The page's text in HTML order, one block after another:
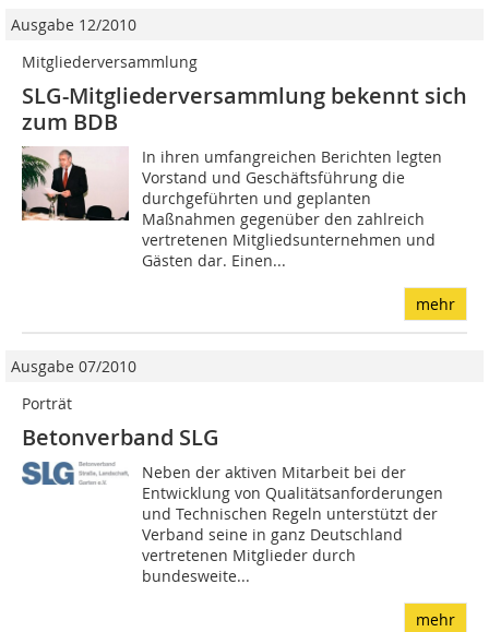
Ausgabe 12/2010
Mitgliederversammlung
SLG-Mitgliederversammlung bekennt sich
zum BDB
In ihren umfangreichen Berichten legten
Vorstand und Geschäftsführung die
durchgeführten und geplanten
Maßnahmen gegenüber den zahlreich
vertretenen Mitgliedsunternehmen und
Gästen dar. Einen...
mehr
Ausgabe 07/2010
Porträt
Betonverband SLG
Neben der aktiven Mitarbeit bei der
Entwicklung von Qualitätsanforderungen
und Technischen Regeln unterstützt der
Verband seine in ganz Deutschland
vertretenen Mitglieder durch
bundesweite...
mehr